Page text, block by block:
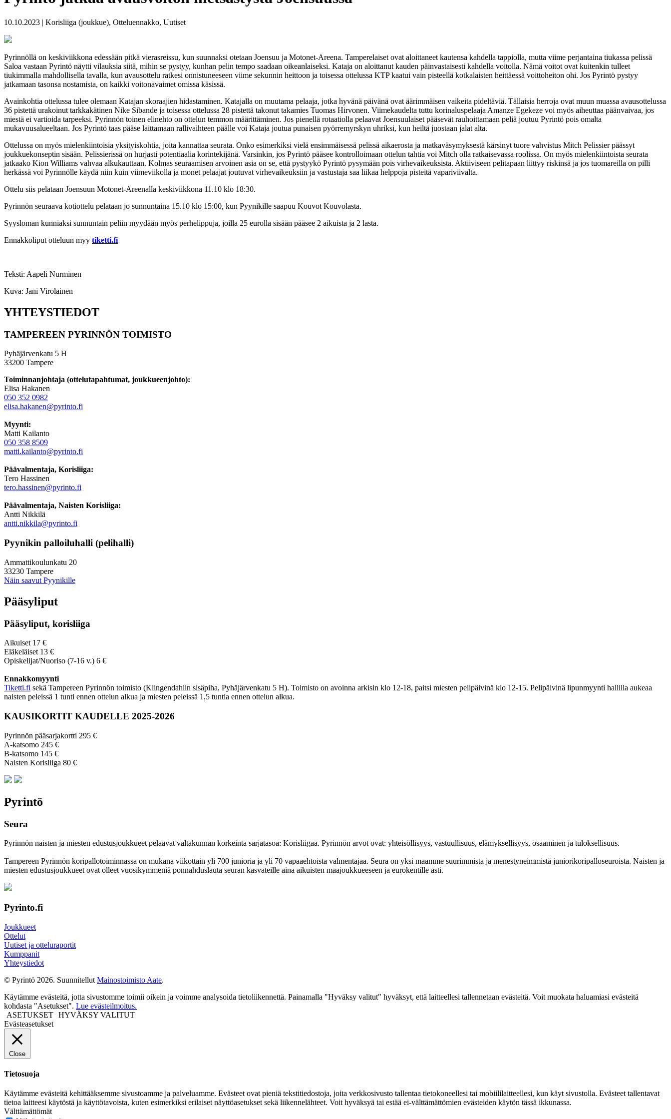
10.10.2023 | Korisliiga (joukkue), Otteluennakko, Uutiset
Pyrinnöllä on keskiviikkona edessään pitkä vierasreissu, kun suunnaksi otetaan Joensuu ja Motonet-Areena. Tamperelaiset ovat aloittaneet kautensa kahdella tappiolla, mutta viime perjantaina tiukassa pelissä
Saloa vastaan Pyrintö näytti vilauksia siitä, mihin se pystyy, kunhan pelin tempo saadaan oikeanlaiseksi. Kataja on aloittanut kauden päinvastaisesti kahdella voitolla. Nämä voitot ovat kuitenkin tulleet
tiukimmalla mahdollisella tavalla, kun avausottelu ratkesi onnistuneeseen viime sekunnin heittoon ja toisessa ottelussa KTP kaatui vain pisteellä kotkalaisten heittäessä voittoheiton ohi. Jos Pyrintö pystyy
jatkamaan tasonsa nostamista, on kaikki voitonavaimet omissa käsissä.
Avainkohtia ottelussa tulee olemaan Katajan skoraajien hidastaminen. Katajalla on muutama pelaaja, jotka hyvänä päivänä ovat äärimmäisen vaikeita pideltäviä. Tällaisia herroja ovat muun muassa avausottelussa
36 pistettä urakoinut tarkkakätinen Nike Sibande ja toisessa ottelussa 28 pistettä takonut takamies Tuomas Hirvonen. Viimekaudelta tuttu korinaluspelaaja Amanze Egekeze voi myös aiheuttaa päänvaivaa, jos
miestä ei vartioida tarpeeksi. Pyrinnön toinen elinehto on ottelun temmon määrittäminen. Jos pienellä rotaatiolla pelaavat Joensuulaiset pääsevät rauhoittamaan peliä joutuu Pyrintö pois omalta
mukavuusalueeltaan. Jos Pyrintö taas pääse laittamaan rallivaihteen päälle voi Kataja joutua punaisen pyörremyrskyn uhriksi, kun heiltä juostaan jalat alta.
Ottelussa on myös mielenkiintoisia yksityiskohtia, joita kannattaa seurata. Onko esimerkiksi vielä ensimmäisessä pelissä aikaerosta ja matkaväsymyksestä kärsinyt tuore vahvistus Mitch Pelissier päässyt
joukkuekonseptin sisään. Pelissierissä on hurjasti potentiaalia korintekijänä. Varsinkin, jos Pyrintö pääsee kontrolloimaan ottelun tahtia voi Mitch olla ratkaisevassa roolissa. On myös mielenkiintoista seurata
jatkaako Kion Williams vahvaa alkukauttaan. Kolmas seuraamisen arvoinen asia on se, että pystyykö Pyrintö pysymään pois virhevaikeuksista. Aktiiviseen pelitapaan liittyy riskinsä ja jos tuomareilla on pilli
herkässä voi Pyrinnölle käydä niin kuin viimeviikolla ja monet pelaajat joutuvat virhevaikeuksiin ja vastustaja saa liikaa helppoja pisteitä vapariviivalta.
Ottelu siis pelataan Joensuun Motonet-Areenalla keskiviikkona 11.10 klo 18:30.
Pyrinnön seuraava kotiottelu pelataan jo sunnuntaina 15.10 klo 15:00, kun Pyynikille saapuu Kouvot Kouvolasta.
Syysloman kunniaksi sunnuntain peliin myydään myös perhelippuja, joilla 25 eurolla sisään pääsee 2 aikuista ja 2 lasta.
Ennakkoliput otteluun myy tiketti.fi
Teksti: Aapeli Nurminen
Kuva: Jani Virolainen
YHTEYSTIEDOT
TAMPEREEN PYRINNÖN TOIMISTO
Pyhäjärvenkatu 5 H
33200 Tampere
Toiminnanjohtaja (ottelutapahtumat, joukkueenjohto):
Elisa Hakanen
050 352 0982
elisa.hakanen@pyrinto.fi
Myynti:
Matti Kailanto
050 358 8509
matti.kailanto@pyrinto.fi
Päävalmentaja, Korisliiga:
Tero Hassinen
tero.hassinen@pyrinto.fi
Päävalmentaja, Naisten Korisliiga:
Antti Nikkilä
antti.nikkila@pyrinto.fi
Pyynikin palloiluhalli (pelihalli)
Ammattikoulunkatu 20
33230 Tampere
Näin saavut Pyynikille
Pääsyliput
Pääsyliput, korisliiga
Aikuiset 17 €
Eläkeläiset 13 €
Opiskelijat/Nuoriso (7-16 v.) 6 €
Ennakkomyynti
Tiketti.fi sekä Tampereen Pyrinnön toimisto (Klingendahlin sisäpiha, Pyhäjärvenkatu 5 H). Toimisto on avoinna arkisin klo 12-18, paitsi miesten pelipäivinä klo 12-15. Pelipäivinä lipunmyynti hallilla aukeaa
naisten peleissä 1 tunti ennen ottelun alkua ja miesten peleissä 1,5 tuntia ennen ottelun alkua.
KAUSIKORTIT KAUDELLE 2025-2026
Pyrinnön pääsarjakortti 295 €
A-katsomo 245 €
B-katsomo 145 €
Naisten Korisliiga 80 €
Pyrintö
Seura
Pyrinnön naisten ja miesten edustusjoukkueet pelaavat valtakunnan korkeinta sarjatasoa: Korisliigaa. Pyrinnön arvot ovat: yhteisöl­lisyys, vastuul­lisuus, elämyk­sellisyys, osaaminen ja tulok­sellisuus.
Tampereen Pyrinnön kori­pallo­toimin­nassa on mukana viikottain yli 700 junioria ja yli 70 vapaa­ehtoista valmen­tajaa. Seura on yksi maamme suurim­mista ja menes­tyneim­mistä juni­ori­kori­pallo­seuroista. Naisten ja
miesten edustus­joukkueet ovat olleet vuosi­kymmeniä ponnahdus­lauta seuran kasvateille aina aikuisten maa­joukkueeseen ja euro­kentille asti.
Pyrinto.fi
Joukkueet
Ottelut
Uutiset ja otteluraportit
Kumppanit
Yhteystiedot
© Pyrintö 2026. Suunnitellut Mainostoimisto Aate.
Käytämme evästeitä, jotta sivustomme toimii oikein ja voimme analysoida tietoliikennettä. Painamalla "Hyväksy valitut" hyväksyt, että laitteellesi tallennetaan evästeitä. Voit muokata haluamiasi evästeitä
kohdasta "Asetukset". Lue evästeilmoitus.
ASETUKSET HYVÄKSY VALITUT
Evästeasetukset
Close
Tietosuoja
Käytämme evästeitä kehittääksemme sivustoamme ja palveluamme. Evästeet ovat pieniä tekstitiedostoja, joita verkkosivusto tallentaa tietokoneellesi tai mobiililaitteellesi, kun käyt sivustolla. Evästeet tallentavat
tietoa laitteesi käytöstä ja käyttötavoista, kuten esimerkiksi erilaiset näyttöasetukset sekä liikennelähteet. Voit hyväksyä tai estää ei-välttämättömien evästeiden käytön tässä ikkunassa.
Välttämättömät